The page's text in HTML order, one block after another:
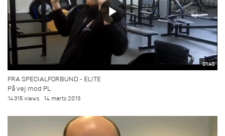
01:40
FRA SPECIALFORBUND - ELITE
På vej mod PL
14.315 views 14. marts 2013